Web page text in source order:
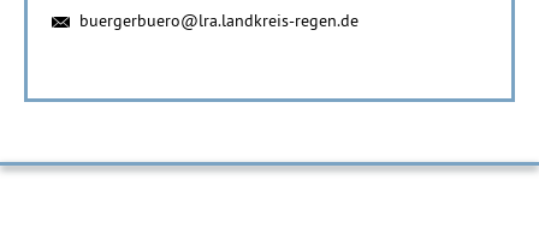
buergerbuero@lra.landkreis-regen.de